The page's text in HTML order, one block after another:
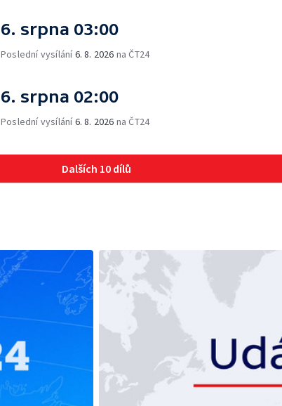
6. srpna 03:00
Poslední vysílání6. 8. 2026 na ČT24
6. srpna 02:00
Poslední vysílání6. 8. 2026 na ČT24
Dalších 10 dílů